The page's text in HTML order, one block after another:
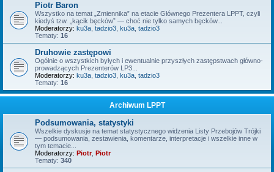
Piotr Baron
Wszystko na temat „Zmiennika” na etacie Głównego Prezentera LPPT, czyli
kiedyś tzw. „kącik bęcków” — choć nie tylko samych bęcków...
Moderatorzy: ku3a tadzio3 ku3a tadzio3
Tematy: 16
Druhowie zastępowi
Ogólnie o wszystkich byłych i ewentualnie przyszłych zastępstwach główno-
prowadzących Prezenterów LP3...
Moderatorzy: ku3a tadzio3 ku3a tadzio3
Tematy: 16
Archiwum LPPT
Podsumowania, statystyki
Wszelkie dyskusje na temat statystycznego widzenia Listy Przebojów Trójki
— podsumowania, zestawienia, komentarze, interpretacje i wszelkie inne w
tym temacie...
Moderatorzy: Piotr, Piotr
Tematy: 340